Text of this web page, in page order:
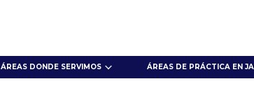
ÁREAS DONDE SERVIMOS ÁREAS DE PRÁCTICA EN